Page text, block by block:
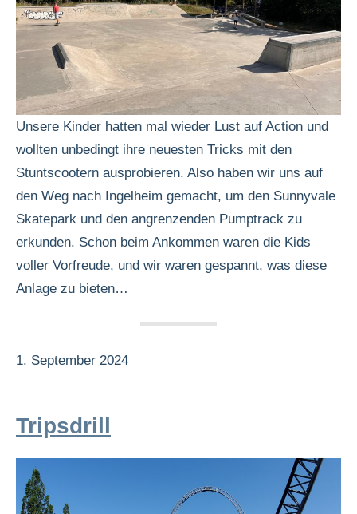
Unsere Kinder hatten mal wieder Lust auf Action und
wollten unbedingt ihre neuesten Tricks mit den
Stuntscootern ausprobieren. Also haben wir uns auf
den Weg nach Ingelheim gemacht, um den Sunnyvale
Skatepark und den angrenzenden Pumptrack zu
erkunden. Schon beim Ankommen waren die Kids
voller Vorfreude, und wir waren gespannt, was diese
Anlage zu bieten…
1. September 2024
Tripsdrill